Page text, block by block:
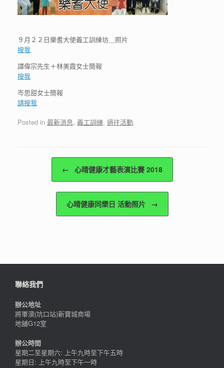
９月２２日樂耆大使義工訓練坊＿照片
按我
譚偉宗先生＋林美霞女士簡報
按我
岑思甜女士簡報
請按我
Posted in 最新消息, 義工訓練, 過往活動.
Post navigation
← 心晴健康才藝表演比賽 2018
心晴健康同樂日 活動照片 →
聯絡我們
辦公地址
將軍澳(坑口站)新寶城商場
地舖G12室
辦公時間
星期二至星期六: 上午九時至下午五時
星期日: 上午九時至下午一時